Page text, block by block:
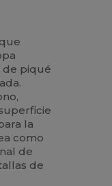
de piqué
la
como
de
de